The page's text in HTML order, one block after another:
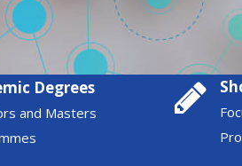
Degrees
and Masters